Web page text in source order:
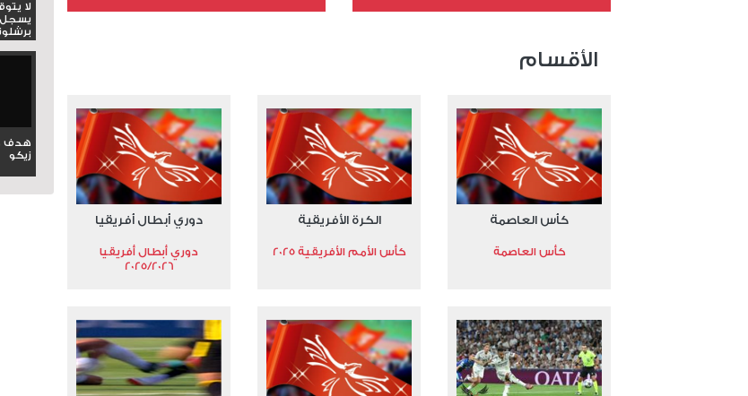
الأقسام
كأس العاصمة
كأس العاصمة
الكرة الأفريقية
كأس الأمم الأفريقية 2025
دوري أبطال أفريقيا
دوري أبطال أفريقيا
2025/2026
لا
يسجل
هدف
زيكو